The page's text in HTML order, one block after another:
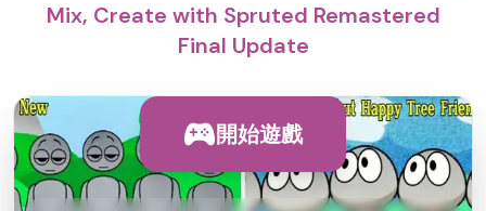
Mix, Create with Spruted Remastered
Final Update
開始遊戲